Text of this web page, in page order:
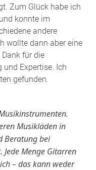
Zum Glück habe ich
konnte im
andere
wollte dann aber eine
für die
Expertise. Ich
gefunden
Musikläden in
Beratung bei
Menge Gitarren
– das kann weder